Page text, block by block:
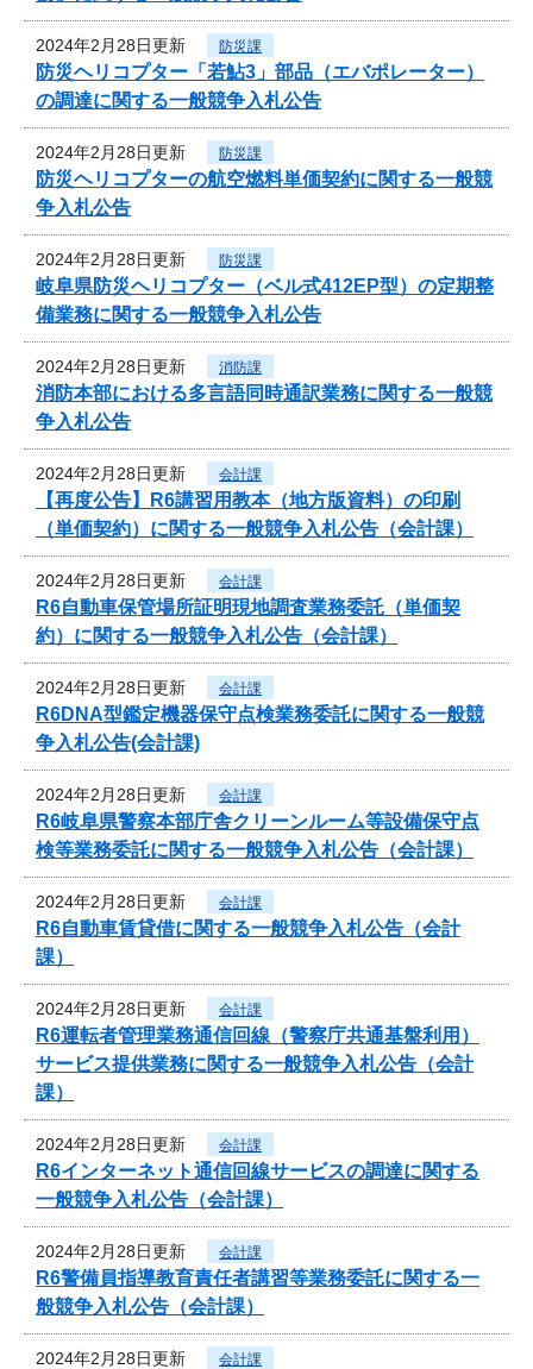
2024年2月28日更新 防災課
防災ヘリコプター「若鮎3」部品（エバポレーター）
の調達に関する一般競争入札公告
2024年2月28日更新 防災課
防災ヘリコプターの航空燃料単価契約に関する一般競
争入札公告
2024年2月28日更新 防災課
岐阜県防災ヘリコプター（ベル式412EP型）の定期整
備業務に関する一般競争入札公告
2024年2月28日更新 消防課
消防本部における多言語同時通訳業務に関する一般競
争入札公告
2024年2月28日更新 会計課
【再度公告】R6講習用教本（地方版資料）の印刷
（単価契約）に関する一般競争入札公告（会計課）
2024年2月28日更新 会計課
R6自動車保管場所証明現地調査業務委託（単価契
約）に関する一般競争入札公告（会計課）
2024年2月28日更新 会計課
R6DNA型鑑定機器保守点検業務委託に関する一般競
争入札公告(会計課)
2024年2月28日更新 会計課
R6岐阜県警察本部庁舎クリーンルーム等設備保守点
検等業務委託に関する一般競争入札公告（会計課）
2024年2月28日更新 会計課
R6自動車賃貸借に関する一般競争入札公告（会計
課）
2024年2月28日更新 会計課
R6運転者管理業務通信回線（警察庁共通基盤利用）
サービス提供業務に関する一般競争入札公告（会計
課）
2024年2月28日更新 会計課
R6インターネット通信回線サービスの調達に関する
一般競争入札公告（会計課）
2024年2月28日更新 会計課
R6警備員指導教育責任者講習等業務委託に関する一
般競争入札公告（会計課）
2024年2月28日更新 会計課